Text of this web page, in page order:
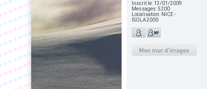
Inscrit le: 13/01/2009
Messages:5200
Localisation: NICE -
ISOLA2000